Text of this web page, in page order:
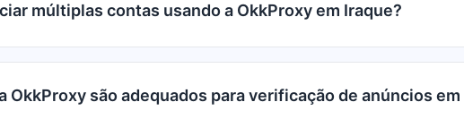
múltiplas contas usando a OkkProxy em Iraque?
OkkProxy são adequados para verificação de anúncios em